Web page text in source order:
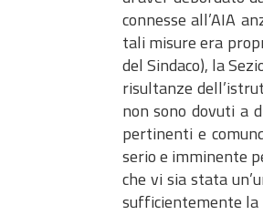
connesse all’AIA
tali misure era
del Sindaco), la
risultanze
non sono dovuti a
pertinenti e
serio e imminente
che vi sia stata
sufficientemente la